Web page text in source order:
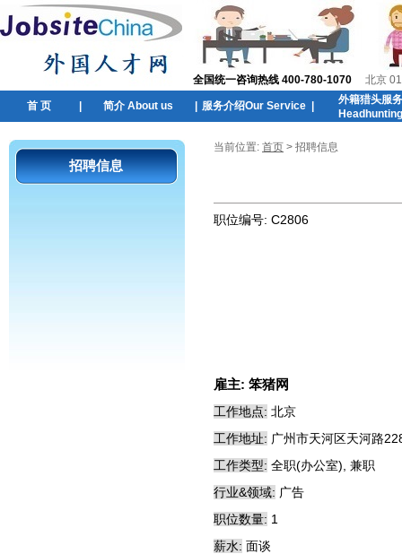
全国统一咨询热线 400-780-1070 北京
首 页 简介 About us 服务介绍Our Service
外籍猎头服
招聘信息
当前位置: 首页 > 招聘信息
职位编号: C2806
雇主: 笨猪网
工作地点: 北京
工作地址: 广州市天河区天河路
工作类型: 全职(办公室), 兼职
行业&领域: 广告
职位数量: 1
薪水: 面谈